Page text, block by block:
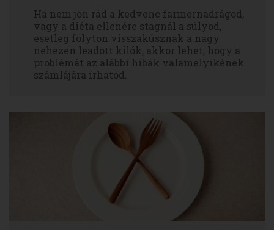
Ha nem jön rád a kedvenc farmernadrágod,
vagy a diéta ellenére stagnál a súlyod,
esetleg folyton visszakúsznak a nagy
nehezen leadott kilók, akkor lehet, hogy a
problémát az alábbi hibák valamelyikének
számlájára írhatod.